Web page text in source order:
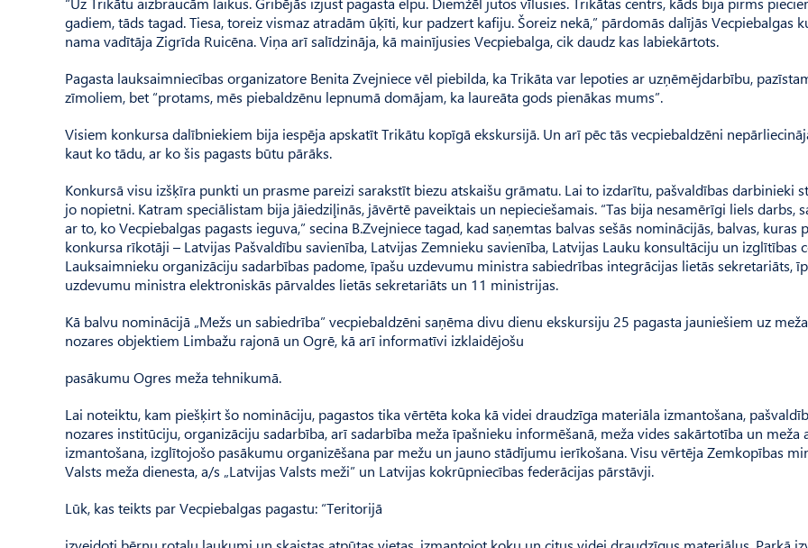
gadiem, tāds tagad. Tiesa, toreiz vismaz atradām ūķīti, kur padzert kafiju. Šoreiz nekā,” pārdomās dalījās Vecpiebalgas
nama vadītāja Zigrīda Ruicēna. Viņa arī salīdzināja, kā mainījusies Vecpiebalga, cik daudz kas labiekārtots.
Pagasta lauksaimniecības organizatore Benita Zvejniece vēl piebilda, ka Trikāta var lepoties ar uzņēmējdarbību,
zīmoliem, bet “protams, mēs piebaldzēnu lepnumā domājam, ka laureāta gods pienākas mums”.
Visiem konkursa dalībniekiem bija iespēja apskatīt Trikātu kopīgā ekskursijā. Un arī pēc tās vecpiebaldzēni
kaut ko tādu, ar ko šis pagasts būtu pārāks.
Konkursā visu izšķīra punkti un prasme pareizi sarakstīt biezu atskaišu grāmatu. Lai to izdarītu, pašvaldības darbinieki
jo nopietni. Katram speciālistam bija jāiedziļinās, jāvērtē paveiktais un nepieciešamais. “Tas bija nesamērīgi liels darbs,
ar to, ko Vecpiebalgas pagasts ieguva,” secina B.Zvejniece tagad, kad saņemtas balvas sešās nominācijās, balvas, kuras
konkursa rīkotāji – Latvijas Pašvaldību savienība, Latvijas Zemnieku savienība, Latvijas Lauku konsultāciju un izglītības
Lauksaimnieku organizāciju sadarbības padome, īpašu uzdevumu ministra sabiedrības integrācijas lietās sekretariāts,
uzdevumu ministra elektroniskās pārvaldes lietās sekretariāts un 11 ministrijas.
Kā balvu nominācijā „Mežs un sabiedrība” vecpiebaldzēni saņēma divu dienu ekskursiju 25 pagasta jauniešiem uz meža
nozares objektiem Limbažu rajonā un Ogrē, kā arī informatīvi izklaidējošu
pasākumu Ogres meža tehnikumā.
Lai noteiktu, kam piešķirt šo nomināciju, pagastos tika vērtēta koka kā videi draudzīga materiāla izmantošana,
nozares institūciju, organizāciju sadarbība, arī sadarbība meža īpašnieku informēšanā, meža vides sakārtotība un meža
izmantošana, izglītojošo pasākumu organizēšana par mežu un jauno stādījumu ierīkošana. Visu vērtēja Zemkopības
Valsts meža dienesta, a/s „Latvijas Valsts meži” un Latvijas kokrūpniecības federācijas pārstāvji.
Lūk, kas teikts par Vecpiebalgas pagastu: “Teritorijā